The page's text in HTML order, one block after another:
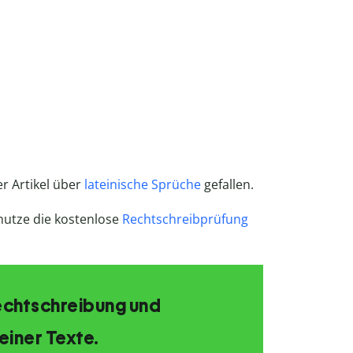
Artikel über lateinische Sprüchegefallen.
die kostenlose Rechtschreibprüfung
und
Texte.